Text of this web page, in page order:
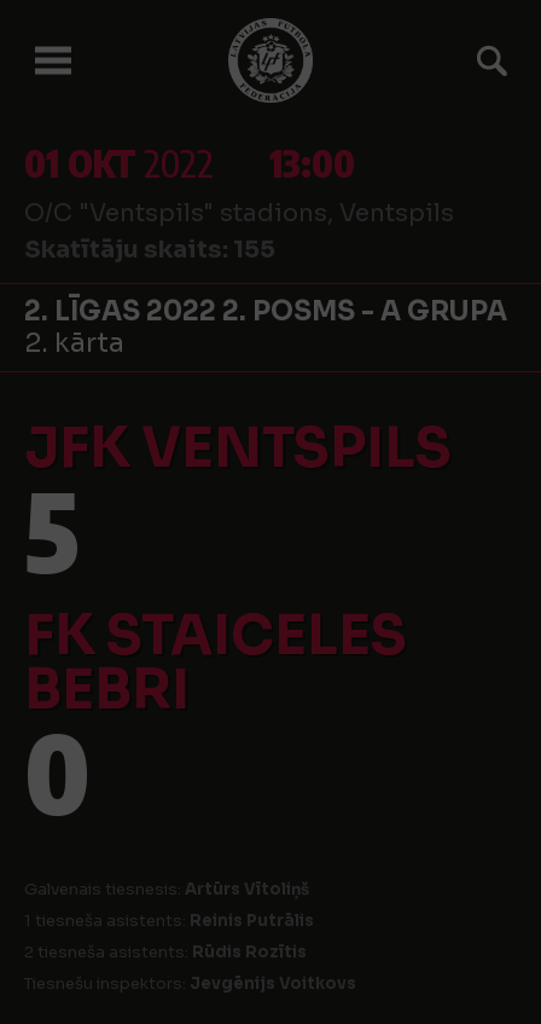
01 OKT2022 13:00
O/C "Ventspils" stadions, Ventspils
Skatītāju skaits: 155
2. LĪGAS 2022 2. POSMS - A GRUPA
2. kārta
JFK VENTSPILS
5
FK STAICELES
BEBRI
0
Galvenais tiesnesis: Artūrs Vītoliņš
1 tiesneša asistents: Reinis Putrālis
2 tiesneša asistents: Rūdis Rozītis
Tiesnešu inspektors: Jevgēnijs Voitkovs